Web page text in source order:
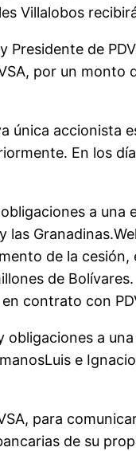
Villalobos
de
por un
única accionista
En los
a
de la
de
contrato con
a
e
para
de su